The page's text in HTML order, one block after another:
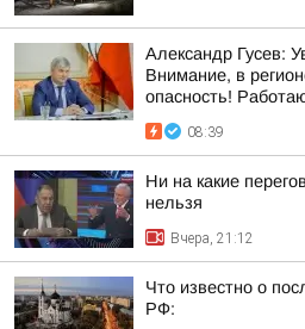
Александр Гусев:
Внимание, в
опасность!
08:39
Ни на какие
нельзя
Вчера, 21:12
Что известно о
РФ: